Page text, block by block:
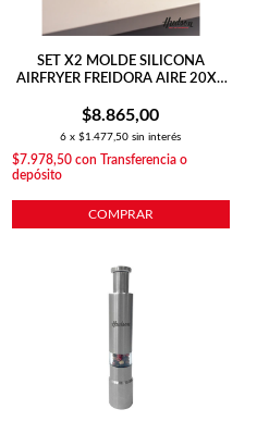
SET X2 MOLDE SILICONA
AIRFRYER FREIDORA AIRE 20X6
$8.865,00
6 x$1.477,50 sin interés
$7.978,50con Transferencia o
depósito
COMPRAR